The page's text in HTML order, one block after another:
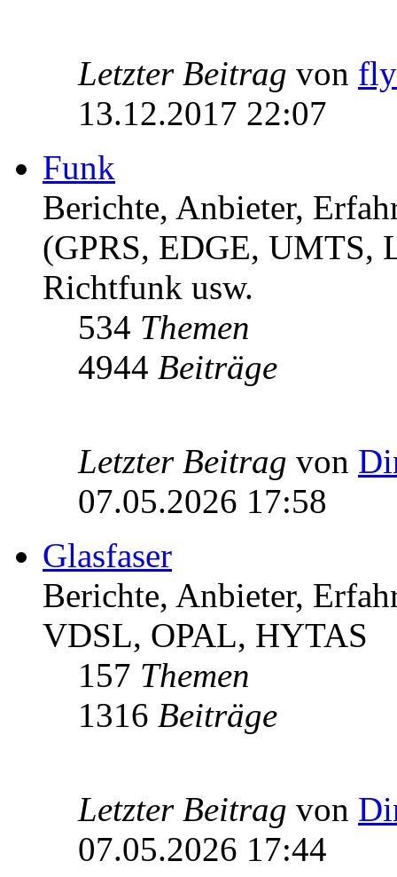
Letzter Beitrag von
13.12.2017 22:07
Funk
Berichte, Anbieter,
(GPRS, EDGE,
Richtfunk usw.
534 Themen
4944 Beiträge
Letzter Beitrag von
07.05.2026 17:58
Glasfaser
Berichte, Anbieter,
VDSL, OPAL, HYTAS
157 Themen
1316 Beiträge
Letzter Beitrag von
07.05.2026 17:44